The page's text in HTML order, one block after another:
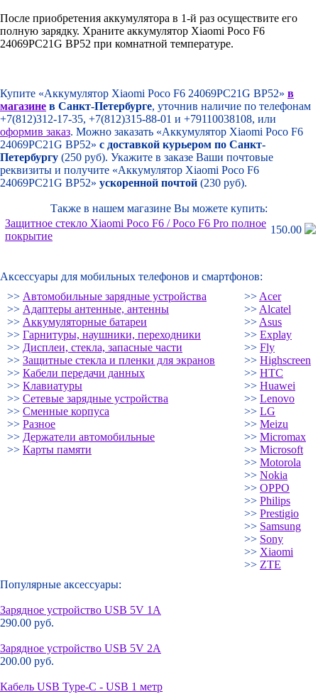
После приобретения аккумулятора в 1-й раз осуществите его
полную зарядку. Храните аккумулятор Xiaomi Poco F6
24069PC21G BP52 при комнатной температуре.
Купите «Аккумулятор Xiaomi Poco F6 24069PC21G BP52» в
магазине в Санкт-Петербурге, уточнив наличие по телефонам
+7(812)312-17-35, +7(812)315-88-01 и +79110038108, или
оформив заказ. Можно заказать «Аккумулятор Xiaomi Poco F6
24069PC21G BP52» с доставкой курьером по Санкт-
Петербургу (250 руб). Укажите в заказе Ваши почтовые
реквизиты и получите «Аккумулятор Xiaomi Poco F6
24069PC21G BP52» ускоренной почтой (230 руб).
Также в нашем магазине Вы можете купить:
Защитное стекло Xiaomi Poco F6 /Poco F6 Pro полное
покрытие
150.00
Аксессуары для мобильных телефонов и смартфонов:
>> Автомобильные зарядные устройства
>> Адаптеры антенные, антенны
>> Аккумуляторные батареи
>> Гарнитуры, наушники, переходники
>> Дисплеи, стекла, запасные части
>> Защитные стекла и пленки для экранов
>> Кабели передачи данных
>> Клавиатуры
>> Сетевые зарядные устройства
>> Сменные корпуса
>> Разное
>> Держатели автомобильные
>> Карты памяти
>> Acer
>> Alcatel
>> Asus
>> Explay
>> Fly
>> Highscreen
>> HTC
>> Huawei
>> Lenovo
>> LG
>> Meizu
>> Micromax
>> Microsoft
>> Motorola
>> Nokia
>> OPPO
>> Philips
>> Prestigio
>> Samsung
>> Sony
>> Xiaomi
>> ZTE
Популярные аксессуары:
Зарядное устройство USB 5V 1A
290.00 руб.
Зарядное устройство USB 5V 2A
200.00 руб.
Кабель USB Type-C - USB 1 метр